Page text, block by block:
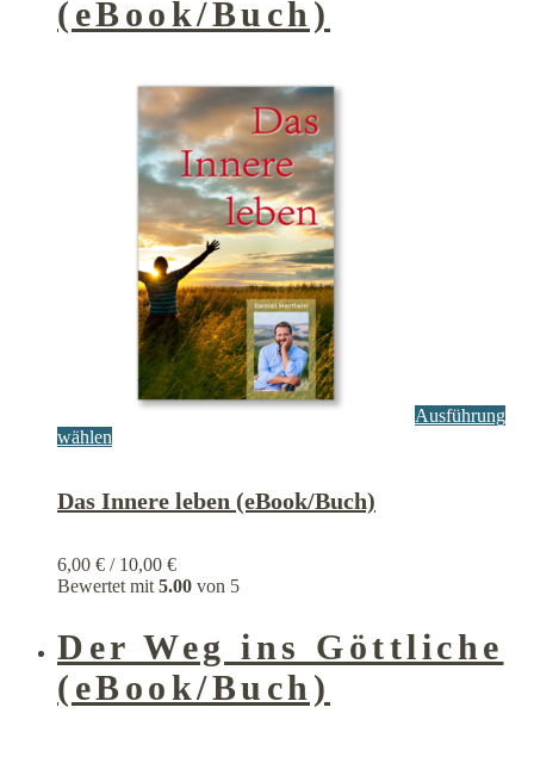
(eBook/Buch)
Ausführung
wählen
mehrere
Die
Optionen
der
Produktseite
gewählt
Das Innere leben (eBook/Buch)
6,00 € / 10,00 €
Bewertet mit5.00 von 5
Der Weg ins Göttliche
(eBook/Buch)